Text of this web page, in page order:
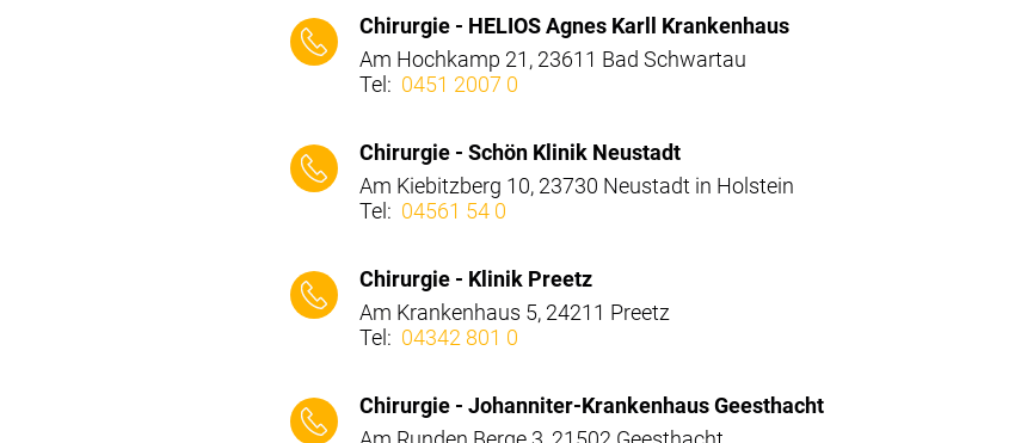
Chirurgie - HELIOS Agnes Karll Krankenhaus
Am Hochkamp 21, 23611 Bad Schwartau
Tel: 0451 2007 0
Chirurgie - Schön Klinik Neustadt
Am Kiebitzberg 10, 23730 Neustadt in Holstein
Tel: 04561 54 0
Chirurgie - Klinik Preetz
Am Krankenhaus 5, 24211 Preetz
Tel: 04342 801 0
Chirurgie - Johanniter-Krankenhaus Geesthacht